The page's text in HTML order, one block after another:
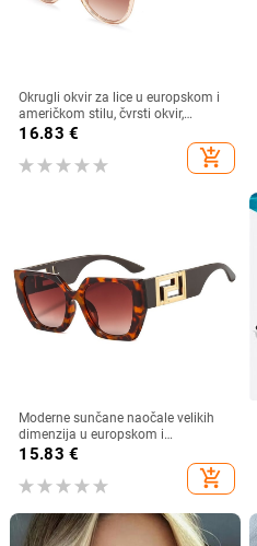
Okrugli okvir za lice u europskom i
američkom stilu, čvrsti okvir,
moderne retro okrugle metalne
naočale
16.83 €
add_shopping_cart
Moderne sunčane naočale velikih
dimenzija u europskom i
američkom stilu, ženske četvrtaste
sunčane naočale s otvorenim
krojem i širokim nogama,
prekograničnim krojem
15.83 €
add_shopping_cart